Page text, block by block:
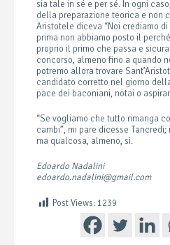
sia tale in sé e per sé. In ogni
della preparazione teorica e non
Aristotele diceva “Noi crediamo
prima non abbiamo posto il
proprio il primo che passa e
concorso, almeno fino a quando
potremo allora trovare
candidato corretto nel giorno
pace dei baconiani, notai o
“Se vogliamo che tutto rimanga
cambi”, mi pare dicesse
ma qualcosa, almeno, sì.
Edoardo Nadalini
edoardo.nadalini@gmail.com
Post Views: 1239